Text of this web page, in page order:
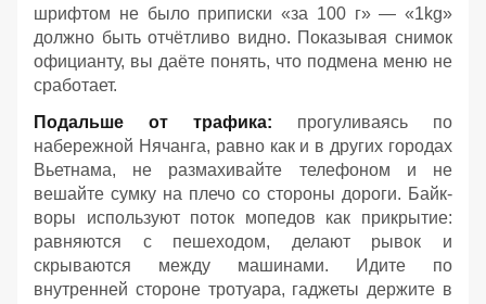
шрифтом не было приписки «за 100 г» — «1kg»
должно быть отчётливо видно. Показывая снимок
официанту, вы даёте понять, что подмена меню не
сработает.
Подальше от трафика: прогуливаясь по
набережной Нячанга, равно как и в других городах
Вьетнама, не размахивайте телефоном и не
вешайте сумку на плечо со стороны дороги. Байк-
воры используют поток мопедов как прикрытие:
равняются с пешеходом, делают рывок и
скрываются между машинами. Идите по
внутренней стороне тротуара, гаджеты держите в